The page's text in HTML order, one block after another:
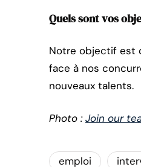
Quels sont vos
Notre objectif est
face à nos
nouveaux talents.
Photo :Join our
emploi